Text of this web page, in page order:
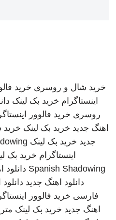
خرید شال و روسری خرید
اینستاگرام خرید بک لینک
روسری خرید فالوور
اهنگ جدید خرید بک لینک
جدید خرید بک لینک
اینستاگرام خرید بک
Spanish Shadowing دانلود
دانلود اهنگ جدید
فارسی خرید فالوور
اهنگ جدید خرید بک لینک